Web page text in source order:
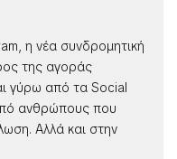
η νέα συνδρομητική
της αγοράς
γύρω από τα Social
ανθρώπους που
Αλλά και στην